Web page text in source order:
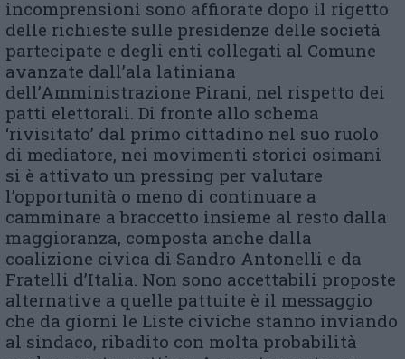
incomprensioni sono affiorate dopo il rigetto
delle richieste sulle presidenze delle società
partecipate e degli enti collegati al Comune
avanzate dall’ala latiniana
dell’Amministrazione Pirani, nel rispetto dei
patti elettorali. Di fronte allo schema
‘rivisitato’ dal primo cittadino nel suo ruolo
di mediatore, nei movimenti storici osimani
si è attivato un pressing per valutare
l’opportunità o meno di continuare a
camminare a braccetto insieme al resto dalla
maggioranza, composta anche dalla
coalizione civica di Sandro Antonelli e da
Fratelli d’Italia. Non sono accettabili proposte
alternative a quelle pattuite è il messaggio
che da giorni le Liste civiche stanno inviando
al sindaco, ribadito con molta probabilità